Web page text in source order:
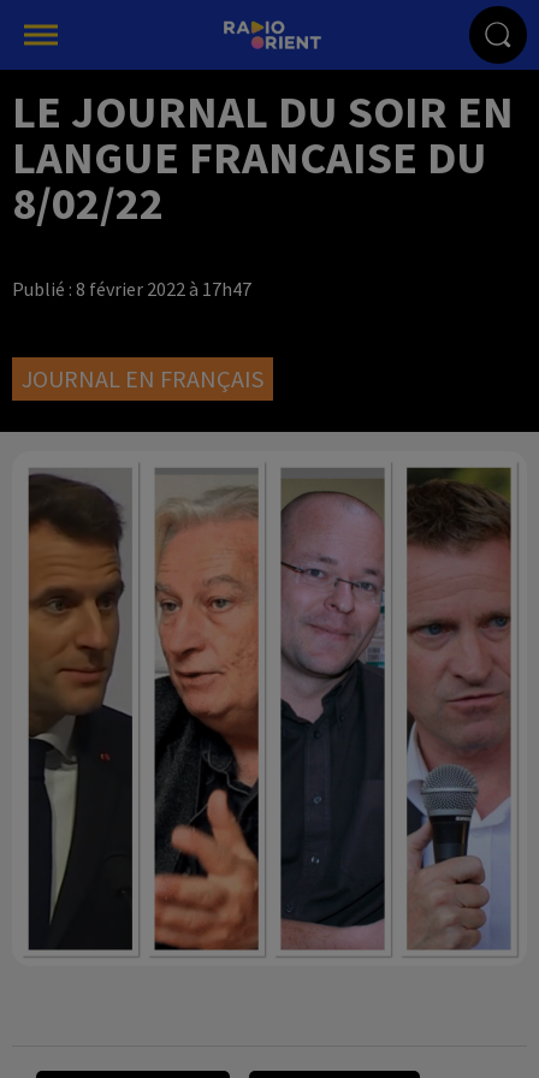
LE JOURNAL DU SOIR EN
LANGUE FRANCAISE DU
8/02/22
Publié : 8 février 2022 à 17h47
JOURNAL EN FRANÇAIS